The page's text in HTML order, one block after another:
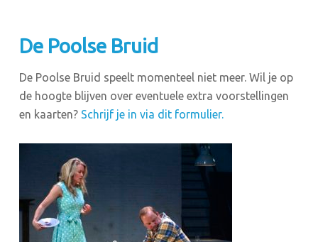
De Poolse Bruid
De Poolse Bruid speelt momenteel niet meer. Wil je op
de hoogte blijven over eventuele extra voorstellingen
en kaarten? Schrijf je in via dit formulier.